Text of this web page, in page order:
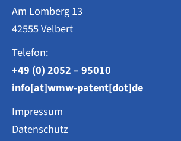
Am Lomberg 13
42555 Velbert
Telefon:
+49 (0) 2052 – 95010
info[at]wmw-patent[dot]de
Impressum
Datenschutz